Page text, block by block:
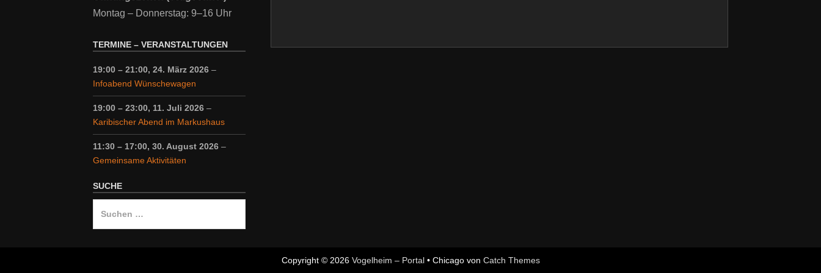
Montag – Donnerstag: 9–16 Uhr
TERMINE – VERANSTALTUNGEN
19:00 – 21:00, 24. März 2026 –
Infoabend Wünschewagen
19:00 – 23:00, 11. Juli 2026 –
Karibischer Abend im Markushaus
11:30 – 17:00, 30. August 2026 –
Gemeinsame Aktivitäten
SUCHE
Copyright © 2026 Vogelheim – Portal• Chicago von Catch Themes